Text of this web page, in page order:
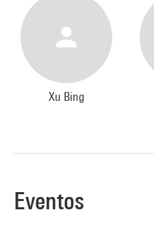
Xu Bing
Eventos